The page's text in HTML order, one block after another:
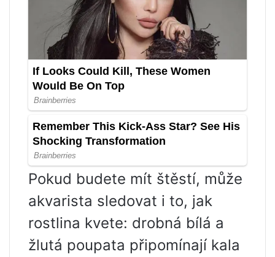
Pokud budete mít štěstí, může
akvarista sledovat i to, jak
rostlina kvete: drobná bílá a
žlutá poupata připomínají kala